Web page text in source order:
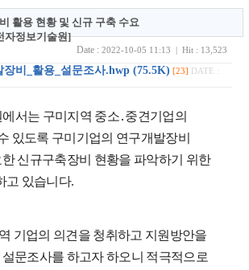
활용 현황 및 신규 구축 수요
자정보기술원]
Date : 2022-10-05 11:13 | Hit : 13,523
장비_활용_설문조사.hwp (75.5K) [23] DATE :
서는 구미지역 중소․중견기업의
있도록 구미기업의 연구개발장비
신규구축장비 현황을 파악하기 위한
고 있습니다.
기업의 의견을 청취하고 지원방안을
문조사를 하고자 하오니 적극적으로